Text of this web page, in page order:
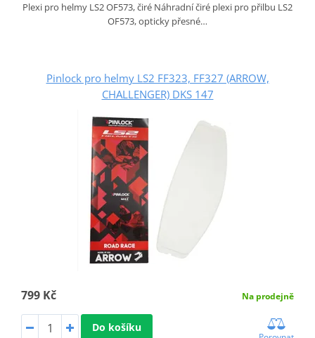
Plexi pro helmy LS2 OF573, čiré Náhradní čiré plexi pro přilbu LS2
OF573, opticky přesné…
Pinlock pro helmy LS2 FF323, FF327 (ARROW,
CHALLENGER) DKS 147
799 Kč Na prodejně
Do košíku